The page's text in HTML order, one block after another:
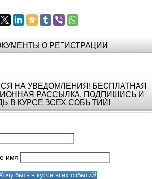
О РЕГИСТРАЦИИ
НА УВЕДОМЛЕНИЯ! БЕСПЛАТНАЯ
РАССЫЛКА. ПОДПИШИСЬ И
В КУРСЕ ВСЕХ СОБЫТИЙ!
имя
быть в курсе всех событий!